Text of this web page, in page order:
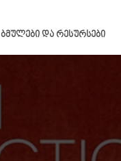
ბმულები და რესურსები